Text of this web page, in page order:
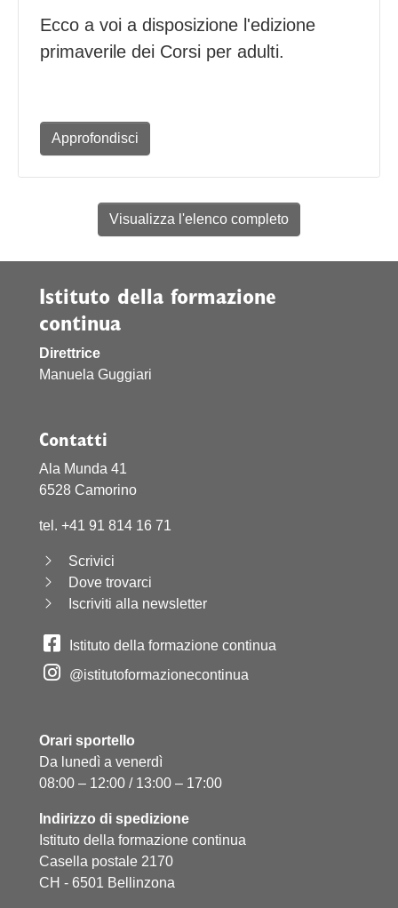
Ecco a voi a disposizione l'edizione
primaverile dei Corsi per adulti.
Approfondisci
Visualizza l'elenco completo
Istituto della formazione
continua
Direttrice
Manuela Guggiari
Contatti
Ala Munda 41
6528 Camorino
tel. +41 91 814 16 71
Scrivici
Dove trovarci
Iscriviti alla newsletter
Istituto della formazione continua
@istitutoformazionecontinua
Orari sportello
Da lunedì a venerdì
08:00 – 12:00 / 13:00 – 17:00
Indirizzo di spedizione
Istituto della formazione continua
Casella postale 2170
CH - 6501 Bellinzona